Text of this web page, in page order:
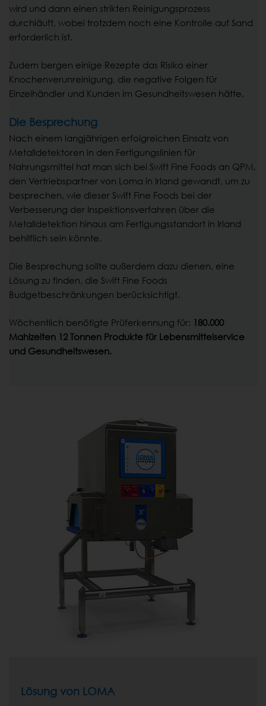
wird und dann einen strikten Reinigungsprozess
durchläuft, wobei trotzdem noch eine Kontrolle auf Sand
erforderlich ist.
Zudem bergen einige Rezepte das Risiko einer
Knochenverunreinigung, die negative Folgen für
Einzelhändler und Kunden im Gesundheitswesen hätte.
Die Besprechung
Nach einem langjährigen erfolgreichen Einsatz von
Metalldetektoren in den Fertigungslinien für
Nahrungsmittel hat man sich bei Swift Fine Foods an QPM,
den Vertriebspartner von Loma in Irland gewandt, um zu
besprechen, wie dieser Swift Fine Foods bei der
Verbesserung der Inspektionsverfahren über die
Metalldetektion hinaus am Fertigungsstandort in Irland
behilflich sein könnte.
Die Besprechung sollte außerdem dazu dienen, eine
Lösung zu finden, die Swift Fine Foods
Budgetbeschränkungen berücksichtigt.
Wöchentlich benötigte Prüferkennung für: 180.000
Mahlzeiten 12 Tonnen Produkte für Lebensmittelservice
und Gesundheitswesen.
Lösung von LOMA